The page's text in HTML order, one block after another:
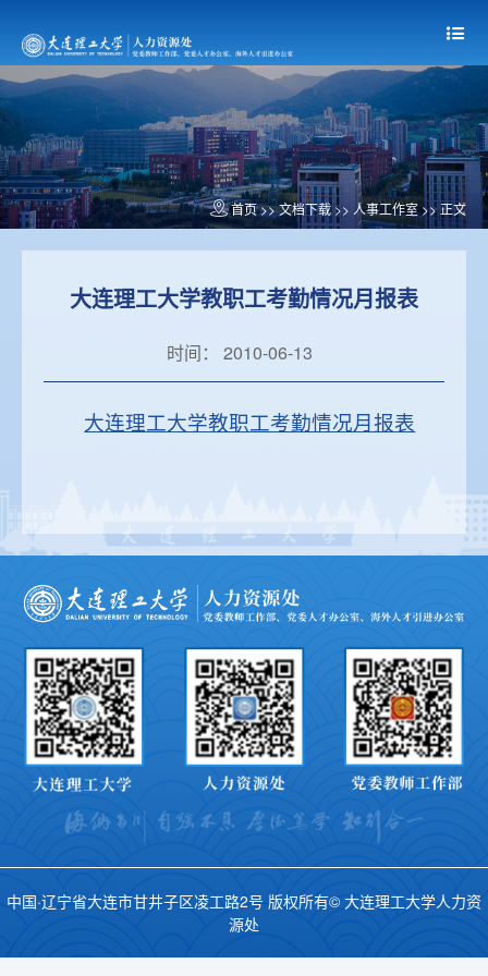
首页>> 文档下载 >> 人事工作室 >> 正文
大连理工大学教职工考勤情况月报表
时间： 2010-06-13
大连理工大学教职工考勤情况月报表
中国·辽宁省大连市甘井子区凌工路2号 版权所有© 大连理工大学人力资
源处